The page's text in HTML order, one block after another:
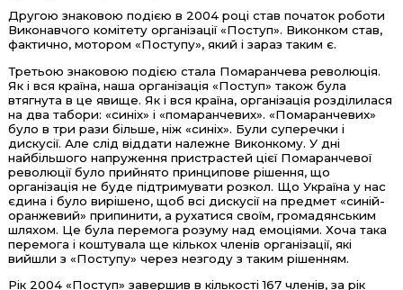
Другою знаковою подією в 2004 році став початок роботи
Виконавчого комітету організації «Поступ». Виконком став,
фактично, мотором «Поступу», який і зараз таким є.
Третьою знаковою подією стала Помаранчева революція.
Як і вся країна, наша організація «Поступ» також була
втягнута в це явище. Як і вся країна, організація розділилася
на два табори: «синіх» і «помаранчевих». «Помаранчевих»
було в три рази більше, ніж «синіх». Були суперечки і
дискусії. Але слід віддати належне Виконкому. У дні
найбільшого напруження пристрастей цієї Помаранчевої
революції було прийнято принципове рішення, що
організація не буде підтримувати розкол. Що Україна у нас
єдина і було вирішено, щоб всі дискусії на предмет «синій-
оранжевий» припинити, а рухатися своїм, громадянським
шляхом. Це була перемога розуму над емоціями. Хоча така
перемога і коштувала ще кількох членів організації, які
вийшли з «Поступу» через незгоду з таким рішенням.
Рік 2004 «Поступ» завершив в кількості 167 членів, за рік